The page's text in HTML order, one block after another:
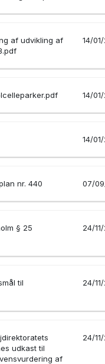
af udvikling af
14/
14/
14/
nr. 440 07/
§ 25
24/
til
24/
udkast til
af
24/